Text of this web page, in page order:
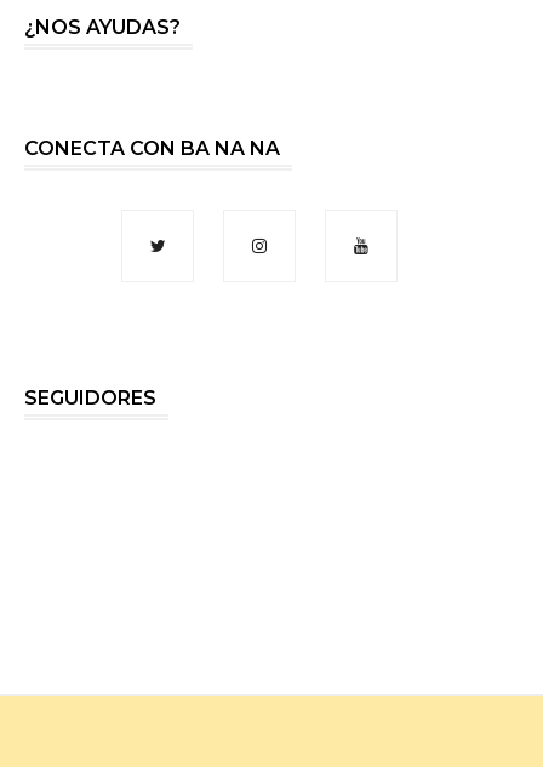
¿NOS AYUDAS?
CONECTA CON BA NA NA
SEGUIDORES